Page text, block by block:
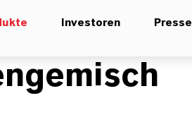
Investoren Presse